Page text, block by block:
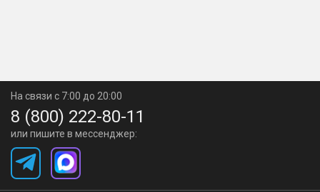
На связи с 7:00 до 20:00
8 (800) 222-80-11
или пишите в мессенджер: